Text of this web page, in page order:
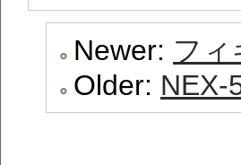
Newer: フィ
Older: NEX-